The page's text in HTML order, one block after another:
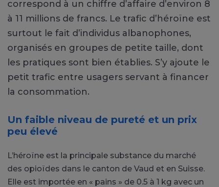
correspond à un chiffre d’affaire d’environ 8
à 11 millions de francs. Le trafic d’héroïne est
surtout le fait d’individus albanophones,
organisés en groupes de petite taille, dont
les pratiques sont bien établies. S’y ajoute le
petit trafic entre usagers servant à financer
la consommation.
Un faible niveau de pureté et un prix
peu élevé
L’héroïne est la principale substance du marché
des opioïdes dans le canton de Vaud et en Suisse.
Elle est importée en « pains » de 0.5 à 1 kg avec un